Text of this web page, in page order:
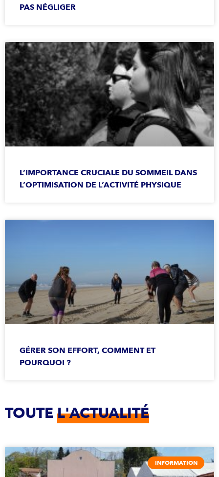
PAS NÉGLIGER
L’IMPORTANCE CRUCIALE DU SOMMEIL DANS
L’OPTIMISATION DE L’ACTIVITÉ PHYSIQUE
GÉRER SON EFFORT, COMMENT ET
POURQUOI ?
TOUTE L'ACTUALITÉ
INFORMATION